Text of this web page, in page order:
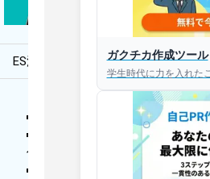
ES添削・面接対策アプリ【無料】
30秒以内にあなたのESを添削
30秒以内にあなただけのESを
作成
AIと対話して面接練習ができ
ガクチカ作成ツール
学生時代に力を入れた